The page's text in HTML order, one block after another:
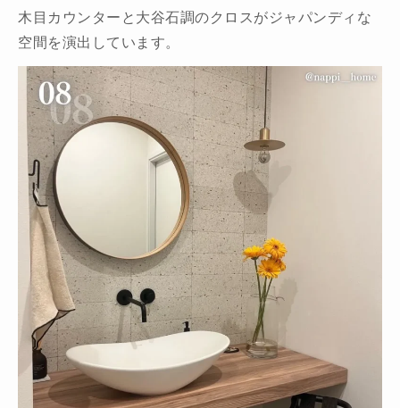
木目カウンターと大谷石調のクロスがジャパンディな
空間を演出しています。